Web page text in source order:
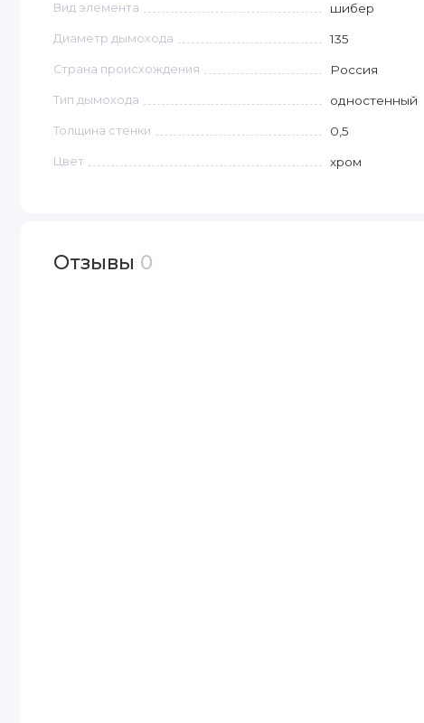
Вид элемента шибер
Диаметр дымохода 135
Страна происхождения Россия
Тип дымохода одностенный
Толщина стенки 0,5
Цвет хром
Отзывы 0